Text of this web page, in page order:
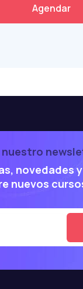
Agendar
novedades y
nuevos